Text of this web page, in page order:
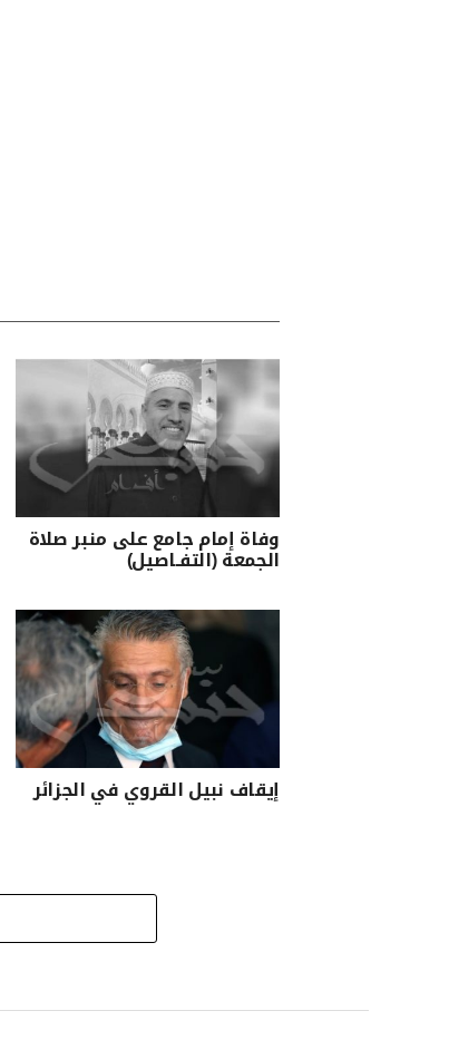
وفاة إمام جامع على منبر صلاة
الجمعة (التفـاصيل)
إيقاف نبيل القروي في الجزائر